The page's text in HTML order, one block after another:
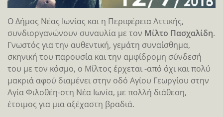
Ο Δήμος Νέας Ιωνίας και η Περιφέρεια Αττικής,
συνδιοργανώνουν συναυλία με τον Μίλτο Πασχαλίδη.
Γνωστός για την αυθεντική, γεμάτη συναίσθημα,
σκηνική του παρουσία και την αμφίδρομη σύνδεσή
του με τον κόσμο, ο Μίλτος έρχεται -από όχι και πολύ
μακριά αφού διαμένει στην οδό Αγίου Γεωργίου στην
Αγία Φιλοθέη-στη Νέα Ιωνία, με πολλή διάθεση,
έτοιμος για μια αξέχαστη βραδιά.